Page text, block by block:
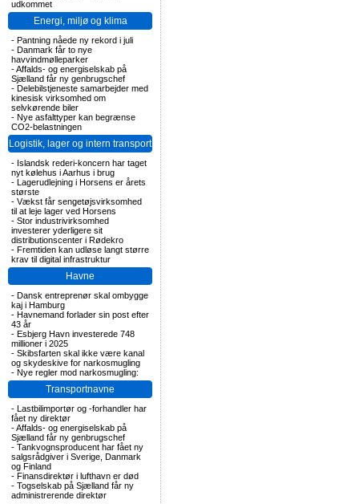
udkommet
Energi, miljø og klima
- Pantning nåede ny rekord i juli
- Danmark får to nye
havvindmølleparker
-Affalds- og energiselskab på
Sjælland får ny genbrugschef
- Delebilstjeneste samarbejder med
kinesisk virksomhed om
selvkørende biler
- Nye asfalttyper kan begrænse
CO2-belastningen
Logistik, lager og intern transport
- Islandsk rederi-koncern har taget
nyt kølehus i Aarhus i brug
- Lagerudlejning i Horsens er årets
største
- Vækst får sengetøjsvirksomhed
til at leje lager ved Horsens
- Stor industrivirksomhed
investerer yderligere sit
distributionscenter i Rødekro
- Fremtiden kan udløse langt større
krav til digital infrastruktur
Havne
- Dansk entreprenør skal ombygge
kaj i Hamburg
- Havnemand forlader sin post efter
43 år
- Esbjerg Havn investerede 748
millioner i 2025
- Skibsfarten skal ikke være kanal
og skydeskive for narkosmugling
- Nye regler mod narkosmugling:
Transportnavne
- Lastbilimportør og -forhandler har
fået ny direktør
-Affalds- og energiselskab på
Sjælland får ny genbrugschef
- Tankvognsproducent har fået ny
salgsrådgiver i Sverige, Danmark
og Finland
- Finansdirektør i lufthavn er død
- Togselskab på Sjælland får ny
administrerende direktør